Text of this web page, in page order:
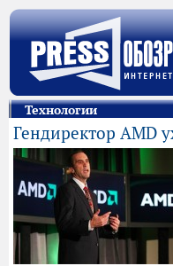
Технологии
Гендиректор AMD